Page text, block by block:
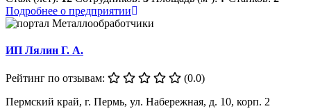
Подробнее о предприятии
ИП Лялин Г. А.
Рейтинг по отзывам:
(0.0)
Пермский край, г. Пермь, ул. Набережная, д. 10, корп. 2